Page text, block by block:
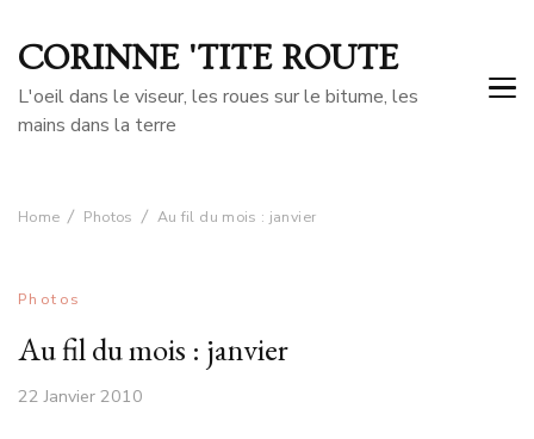
CORINNE 'TITE ROUTE
L'oeil dans le viseur, les roues sur le bitume, les
mains dans la terre
Home Photos Au fil du mois : janvier
Photos
Au fil du mois : janvier
22 Janvier 2010